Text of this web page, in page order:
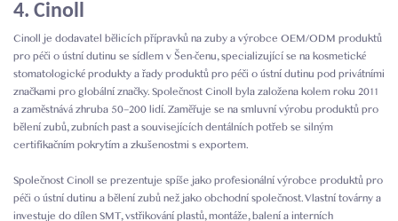
4. Cinoll
Cinoll je dodavatel bělicích přípravků na zuby a výrobce OEM/ODM produktů
pro péči o ústní dutinu se sídlem v Šen-čenu, specializující se na kosmetické
stomatologické produkty a řady produktů pro péči o ústní dutinu pod privátními
značkami pro globální značky. Společnost Cinoll byla založena kolem roku 2011
a zaměstnává zhruba 50–200 lidí. Zaměřuje se na smluvní výrobu produktů pro
bělení zubů, zubních past a souvisejících dentálních potřeb se silným
certifikačním pokrytím a zkušenostmi s exportem.
Společnost Cinoll se prezentuje spíše jako profesionální výrobce produktů pro
péči o ústní dutinu a bělení zubů než jako obchodní společnost. Vlastní továrny a
investuje do dílen SMT, vstřikování plastů, montáže, balení a interních